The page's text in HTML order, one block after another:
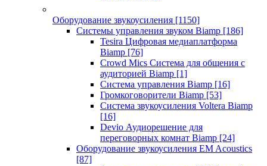
Оборудование звукоусиления [1150]
Системы управления звуком Biamp [186]
Tesira Цифровая медиаплатформа
Biamp [76]
Crowd Mics Система для общения с
аудиторией Biamp [1]
Система управления Biamp [16]
Громкоговорители Biamp [53]
Система звукоусиления Voltera Biamp
[16]
Devio Аудиорешение для
переговорных комнат Biamp [24]
Оборудование звукоусиления EM Acoustics
[87]